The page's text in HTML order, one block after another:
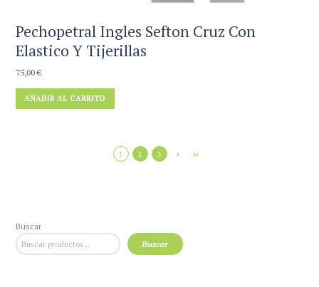
Pechopetral Ingles Sefton Cruz Con
Elastico Y Tijerillas
75,00€
AÑADIR AL CARRITO
1 2 3
Buscar
Buscar